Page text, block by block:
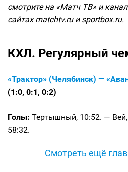
смотрите на «Матч ТВ» и
сайтах matchtv.ru и sportbox.ru.
КХЛ. Регулярный
«Трактор» (Челябинск) —
(1:0, 0:1, 0:2)
Голы: Тертышный, 10:52. —
58:32.
Смотреть ещё